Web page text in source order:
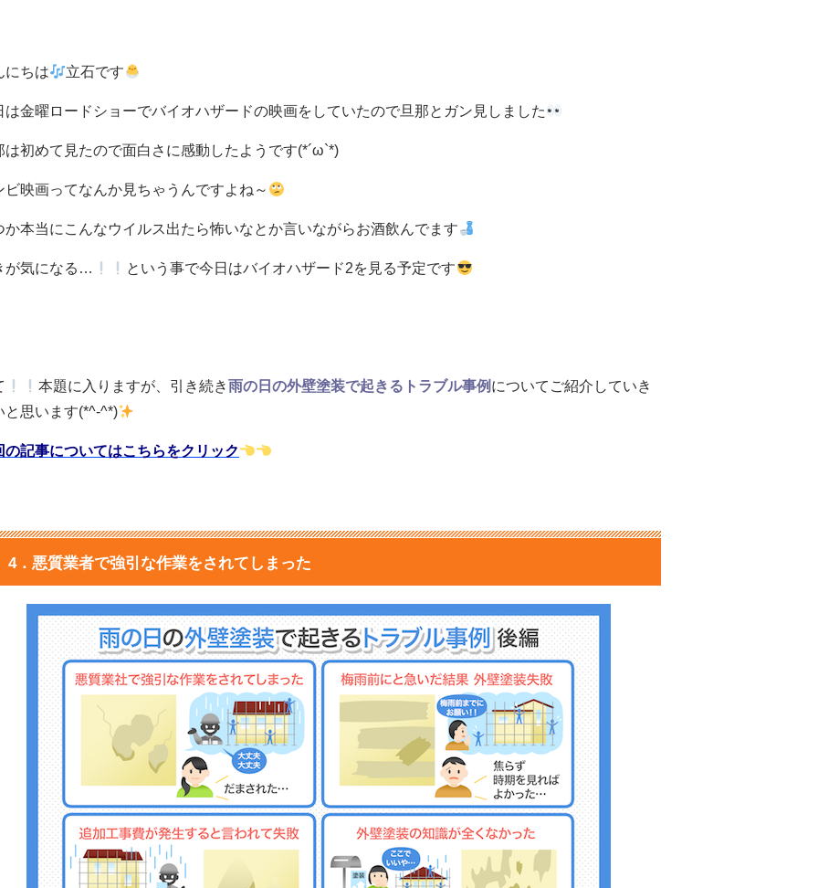
にちは 立石です
は金曜ロードショーでバイオハザードの映画をしていたので旦那とガン見しました
は初めて見たので面白さに感動したようです(*´ω`*)
ビ映画ってなんか見ちゃうんですよね～
か本当にこんなウイルス出たら怖いなとか言いながらお酒飲んでます
が気になる… という事で今日はバイオハザード2を見る予定です
本題に入りますが、引き続き雨の日の外壁塗装で起きるトラブル事例 についてご紹介していき
と思います(*^-^*)
の記事についてはこちらをクリック
4．悪質業者で強引な作業をされてしまった